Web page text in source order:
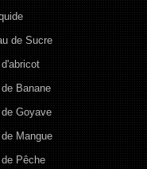
de Sucre
Banane
de Goyave
Mangue
de Pêche